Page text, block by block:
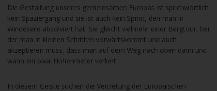
Die Gestaltung unseres gemeinsamen Europas ist sprichwörtlich
kein Spaziergang und sie ist auch kein Sprint, den man in
Windeseile absolviert hat. Sie gleicht vielmehr einer Bergtour, bei
der man in kleinen Schritten vorwärtskommt und auch
akzeptieren muss, dass man auf dem Weg nach oben dann und
wann ein paar Höhenmeter verliert.
In diesem Geiste suchen die Vertretung der Europäischen